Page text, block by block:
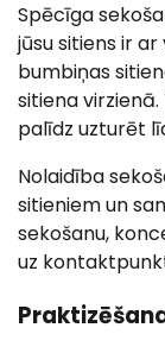
Spēcīga
jūsu sitiens ir
bumbiņas
sitiena
palīdz uzturēt
Nolaidība
sitieniem un
sekošanu,
uz